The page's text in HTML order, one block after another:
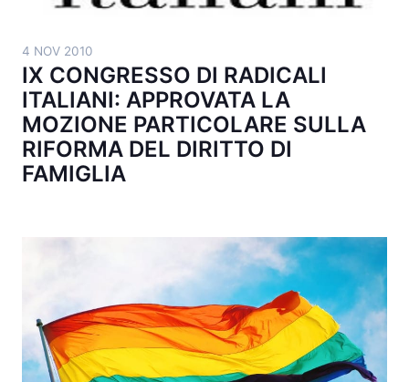
4 NOV 2010
IX CONGRESSO DI RADICALI
ITALIANI: APPROVATA LA
MOZIONE PARTICOLARE SULLA
RIFORMA DEL DIRITTO DI
FAMIGLIA